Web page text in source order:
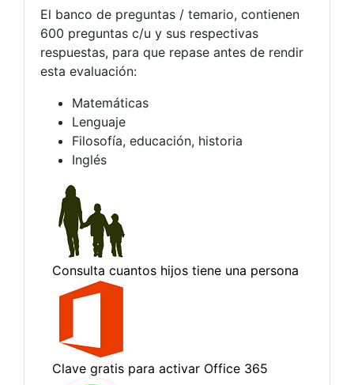
El banco de preguntas / temario, contienen
600 preguntas c/u y sus respectivas
respuestas, para que repase antes de rendir
esta evaluación:
Matemáticas
Lenguaje
Filosofía, educación, historia
Inglés